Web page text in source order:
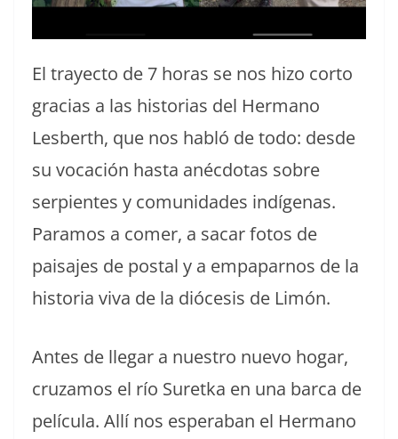
El trayecto de 7 horas se nos hizo corto
gracias a las historias del Hermano
Lesberth, que nos habló de todo: desde
su vocación hasta anécdotas sobre
serpientes y comunidades indígenas.
Paramos a comer, a sacar fotos de
paisajes de postal y a empaparnos de la
historia viva de la diócesis de Limón.
Antes de llegar a nuestro nuevo hogar,
cruzamos el río Suretka en una barca de
película. Allí nos esperaban el Hermano